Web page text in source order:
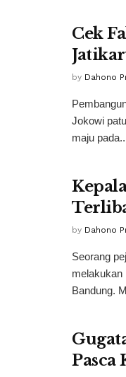
Cek
by Dahono
Jokowi
maju
by Dahono
Seorang
melakukan
Bandung.
Pasca